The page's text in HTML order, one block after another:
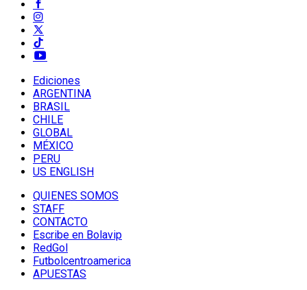
Ediciones
ARGENTINA
BRASIL
CHILE
GLOBAL
MÉXICO
PERU
US ENGLISH
QUIENES SOMOS
STAFF
CONTACTO
Escribe en Bolavip
RedGol
Futbolcentroamerica
APUESTAS